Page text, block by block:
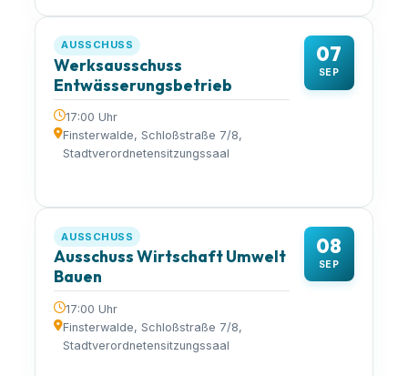
07
SEP
AUSSCHUSS
Werksausschuss
Entwässerungsbetrieb
17:00 Uhr
Finsterwalde, Schloßstraße 7/8,
Stadtverordnetensitzungssaal
08
SEP
AUSSCHUSS
Ausschuss Wirtschaft Umwelt
Bauen
17:00 Uhr
Finsterwalde, Schloßstraße 7/8,
Stadtverordnetensitzungssaal